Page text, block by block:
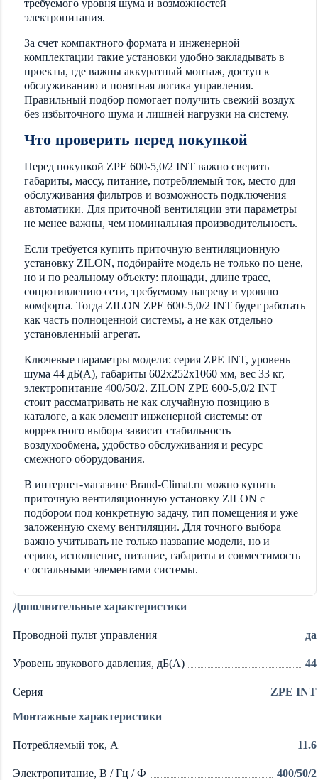
требуемого уровня шума и возможностей
электропитания.
За счет компактного формата и инженерной
комплектации такие установки удобно закладывать в
проекты, где важны аккуратный монтаж, доступ к
обслуживанию и понятная логика управления.
Правильный подбор помогает получить свежий воздух
без избыточного шума и лишней нагрузки на систему.
Что проверить перед покупкой
Перед покупкой ZPE 600-5,0/2 INT важно сверить
габариты, массу, питание, потребляемый ток, место для
обслуживания фильтров и возможность подключения
автоматики. Для приточной вентиляции эти параметры
не менее важны, чем номинальная производительность.
Если требуется купить приточную вентиляционную
установку ZILON, подбирайте модель не только по цене,
но и по реальному объекту: площади, длине трасс,
сопротивлению сети, требуемому нагреву и уровню
комфорта. Тогда ZILON ZPE 600-5,0/2 INT будет работать
как часть полноценной системы, а не как отдельно
установленный агрегат.
Ключевые параметры модели: серия ZPE INT, уровень
шума 44 дБ(А), габариты 602x252x1060 мм, вес 33 кг,
электропитание 400/50/2. ZILON ZPE 600-5,0/2 INT
стоит рассматривать не как случайную позицию в
каталоге, а как элемент инженерной системы: от
корректного выбора зависит стабильность
воздухообмена, удобство обслуживания и ресурс
смежного оборудования.
В интернет-магазине Brand-Climat.ru можно купить
приточную вентиляционную установку ZILON с
подбором под конкретную задачу, тип помещения и уже
заложенную схему вентиляции. Для точного выбора
важно учитывать не только название модели, но и
серию, исполнение, питание, габариты и совместимость
с остальными элементами системы.
Дополнительные характеристики
Проводной пульт управления да
Уровень звукового давления, дБ(А) 44
Серия ZPE INT
Монтажные характеристики
Потребляемый ток, А 11.6
Электропитание, В / Гц / Ф 400/50/2